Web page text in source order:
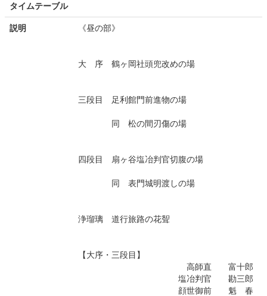
タイムテーブル
説明 《昼の部》
大 序 鶴ヶ岡社頭兜改めの場
三段目 足利館門前進物の場
同 松の間刃傷の場
四段目 扇ヶ谷塩冶判官切腹の場
同 表門城明渡しの場
浄瑠璃 道行旅路の花聟
【大序・三段目】
高師直 富十郎
塩冶判官 勘三郎
顔世御前 魁 春